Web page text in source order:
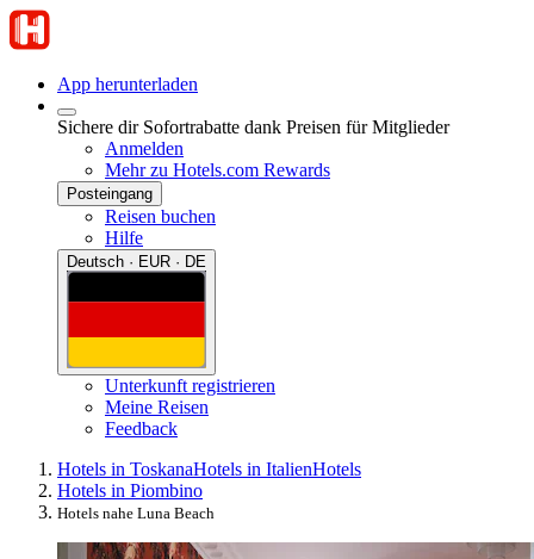
App herunterladen
Sichere dir Sofortrabatte dank Preisen für Mitglieder
Anmelden
Mehr zu Hotels.com Rewards
Posteingang
Reisen buchen
Hilfe
Deutsch · EUR · DE
Unterkunft registrieren
Meine Reisen
Feedback
Hotels in ToskanaHotels in ItalienHotels
Hotels in Piombino
Hotels nahe Luna Beach